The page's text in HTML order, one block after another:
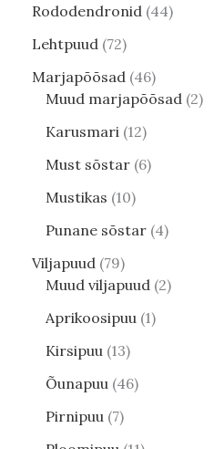
Rododendronid 44
Lehtpuud 72
Marjapõõsad 46
Muud marjapõõsad 2
Karusmari 12
Must sõstar 6
Mustikas 10
Punane sõstar 4
Viljapuud 79
Muud viljapuud 2
Aprikoosipuu 1
Kirsipuu 13
Õunapuu 46
Pirnipuu 7